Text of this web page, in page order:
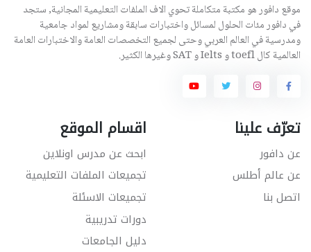
موقع دافور هو مكتبة متكاملة تحوي الاف الملفات التعليمية المجانية, ستجد
في دافور مئات الحلول لمسائل واختبارات سابقة ومشاريع لمواد جامعية
ومدرسية في العالم العربي وحتى لجميع التخصصات العامة والاختبارات العامة
العالمية كال toefl و Ielts و SAT وغيرها الكثير.
تعرّف علينا
عن دافور
عن عالم أطلس
اتصل بنا
اقسام الموقع
ابحث عن مدرس اونلاين
تجميعات الملفات التعليمية
تجميعات الاسئلة
دورات تدريبية
دليل الجامعات